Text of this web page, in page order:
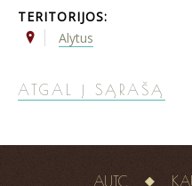
TERITORIJOS:
Alytus
ATGAL Į SĄRAŠĄ
AUTC